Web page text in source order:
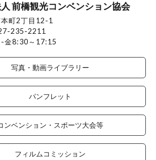
前橋観光コンベンション協会
町2丁目12-1
235-2211
-金8:30～17:15
写真・動画ライブラリー
パンフレット
ンベンション・スポーツ大会等
フィルムコミッション